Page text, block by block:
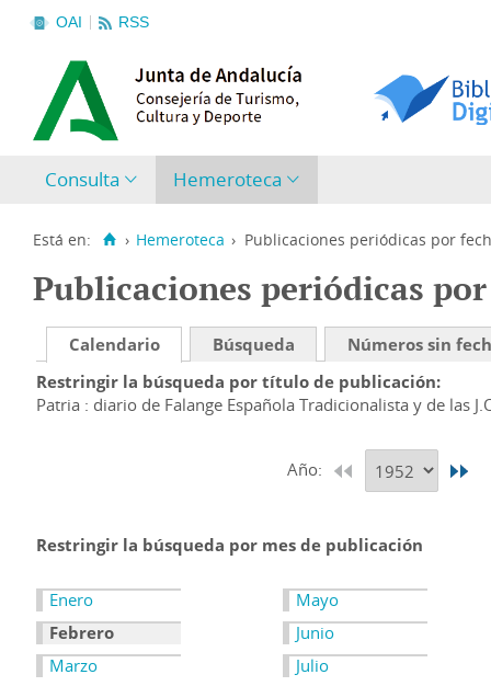
OAI RSS
Consulta Hemeroteca
Está en: › Hemeroteca › Publicaciones periódicas por
Publicaciones periódicas
Calendario Búsqueda
Números sin
Restringir la búsqueda por título de publicación
Patria : diario de Falange Española Tradicionalista y de las
Año:
Restringir la búsqueda por mes de publicación
Enero
Febrero
Marzo
Mayo
Junio
Julio